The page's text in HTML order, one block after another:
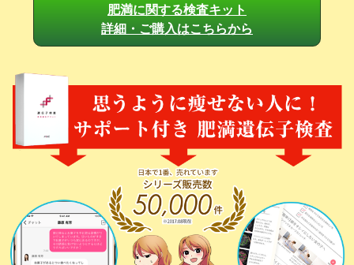
肥満に関する検査キット
詳細・ご購入はこちらから